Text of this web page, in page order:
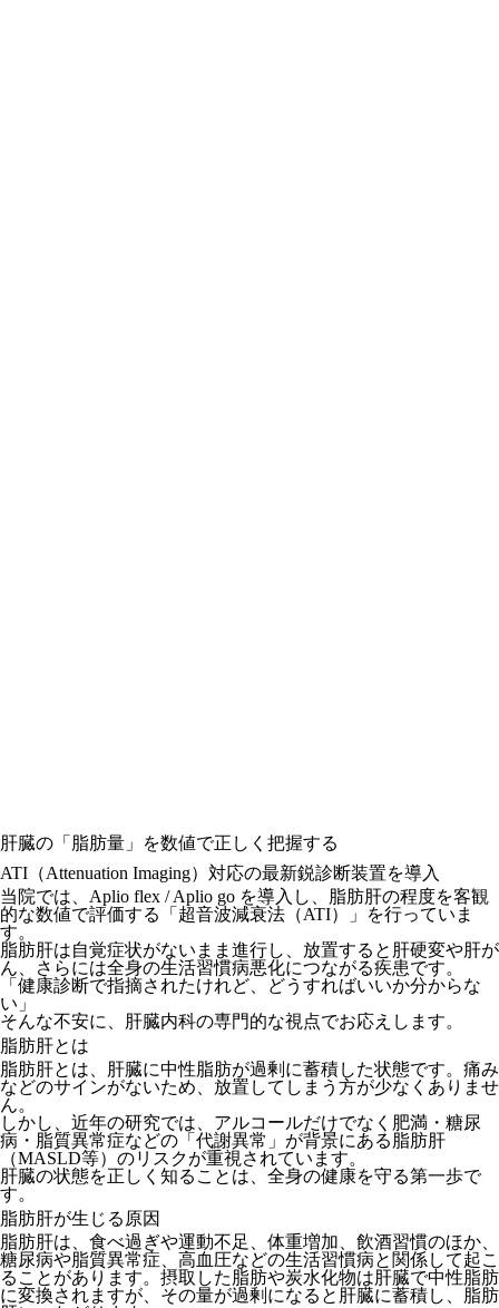
肝臓の「脂肪量」を数値で正しく把握する
ATI（Attenuation Imaging）対応の最新鋭診断装置を導入
当院では、Aplio flex / Aplio go を導入し、脂肪肝の程度を客観
的な数値で評価する「超音波減衰法（ATI）」を行っていま
す。
脂肪肝は自覚症状がないまま進行し、放置すると肝硬変や肝が
ん、さらには全身の生活習慣病悪化につながる疾患です。
「健康診断で指摘されたけれど、どうすればいいか分からな
い」
そんな不安に、肝臓内科の専門的な視点でお応えします。
脂肪肝とは
脂肪肝とは、肝臓に中性脂肪が過剰に蓄積した状態です。痛み
などのサインがないため、放置してしまう方が少なくありませ
ん。
しかし、近年の研究では、アルコールだけでなく肥満・糖尿
病・脂質異常症などの「代謝異常」が背景にある脂肪肝
（MASLD等）のリスクが重視されています。
肝臓の状態を正しく知ることは、全身の健康を守る第一歩で
す。
脂肪肝が生じる原因
脂肪肝は、食べ過ぎや運動不足、体重増加、飲酒習慣のほか、
糖尿病や脂質異常症、高血圧などの生活習慣病と関係して起こ
ることがあります。摂取した脂肪や炭水化物は肝臓で中性脂肪
に変換されますが、その量が過剰になると肝臓に蓄積し、脂肪